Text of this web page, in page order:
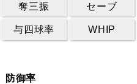
奪三振 セーブ
与四球率 WHIP
防御率